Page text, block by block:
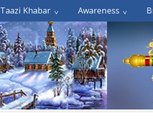
Taazi Khabar Awareness